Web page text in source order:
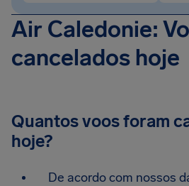
Air Caledonie:
cancelados hoje
Quantos voos foram
hoje?
De acordo com nossos